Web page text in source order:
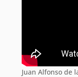
Juan Alfonso de